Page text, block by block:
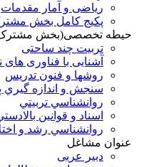
ریاضی و آمار مقدمات
پکیج کامل بخش
حیطه تخصصی(بخش
تربیت چند ساحتی
آشنایی با فناوری
روشها و فنون تدريس
سنجش و اندازه
روانشناسي تربيتي
اسناد و قوانين
روانشناسي رشد و
عنوان مشاغل
دبير عربی